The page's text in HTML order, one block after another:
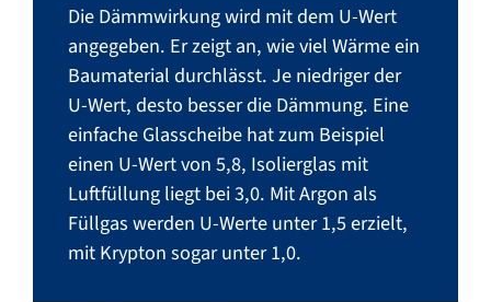
Die Dämmwirkung wird mit dem U-Wert
angegeben. Er zeigt an, wie viel Wärme ein
Baumaterial durchlässt. Je niedriger der
U-Wert, desto besser die Dämmung. Eine
einfache Glasscheibe hat zum Beispiel
einen U-Wert von 5,8, Isolierglas mit
Luftfüllung liegt bei 3,0. Mit Argon als
Füllgas werden U-Werte unter 1,5 erzielt,
mit Krypton sogar unter 1,0.